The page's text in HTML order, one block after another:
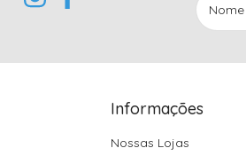
Informações
Nossas Lojas